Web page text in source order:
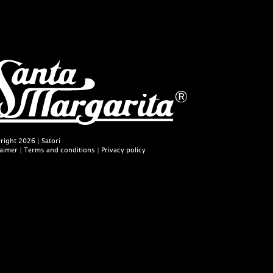
2026 | Satori
|Terms and conditions | Privacy policy